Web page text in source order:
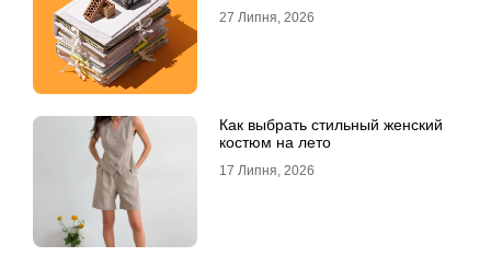
27 Липня, 2026
Как выбрать стильный женский
костюм на лето
17 Липня, 2026